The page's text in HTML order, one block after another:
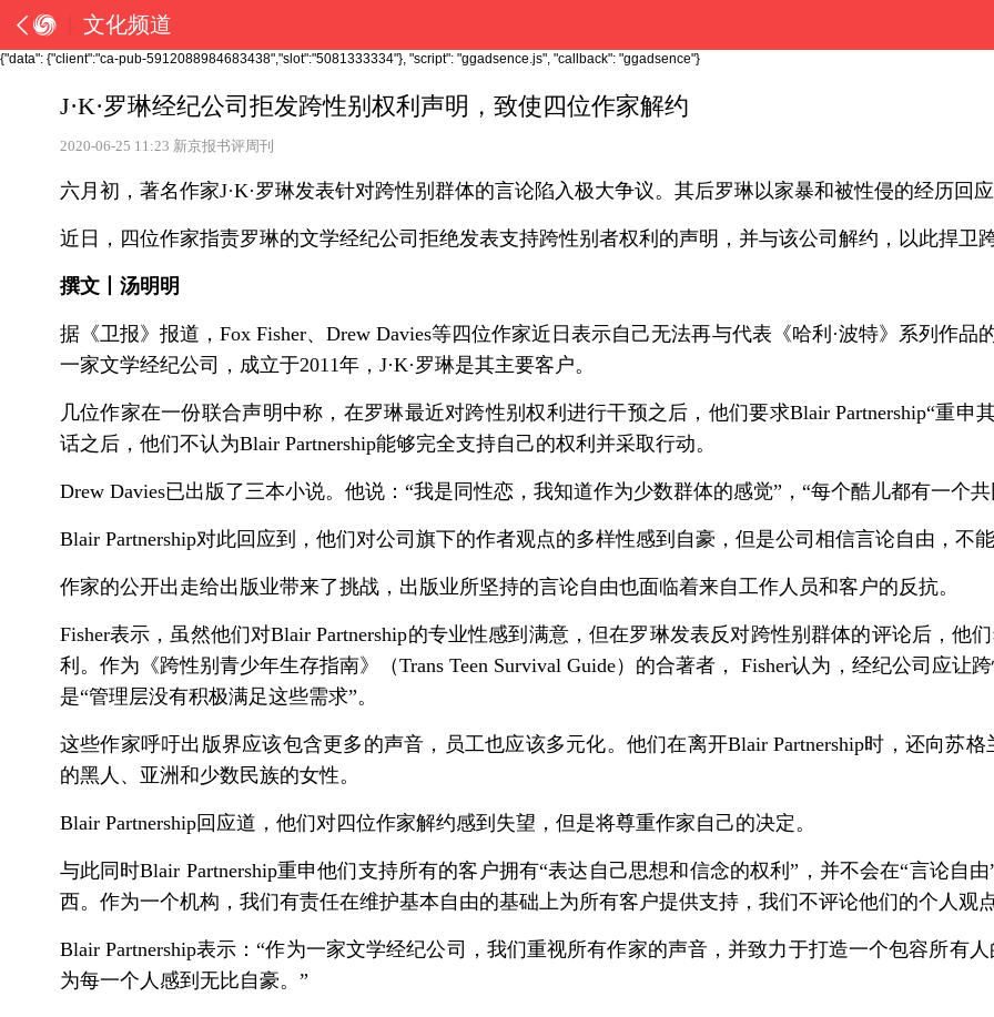
文化频道
{"data": {"client":"ca-pub-5912088984683438","slot":"5081333334"}, "script": "ggadsence.js", "callback": "ggadsence"}
J·K·罗琳经纪公司拒发跨性别权利声明，致使四位作家解约
2020-06-25 11:23 新京报书评周刊
六月初，著名作家J·K·罗琳发表针对跨性别群体的言论陷入极大争议。其后罗琳以家暴和被性侵的经历回
近日，四位作家指责罗琳的文学经纪公司拒绝发表支持跨性别者权利的声明，并与该公司解约，以此捍卫
撰文丨汤明明
据《卫报》报道，Fox Fisher、Drew Davies等四位作家近日表示自己无法再与代表《哈利·波特》系列作品
一家文学经纪公司，成立于2011年，J·K·罗琳是其主要客户。
几位作家在一份联合声明中称，在罗琳最近对跨性别权利进行干预之后，他们要求Blair Partnership“重
话之后，他们不认为Blair Partnership能够完全支持自己的权利并采取行动。
Drew Davies已出版了三本小说。他说：“我是同性恋，我知道作为少数群体的感觉”，“每个酷儿都有一个
Blair Partnership对此回应到，他们对公司旗下的作者观点的多样性感到自豪，但是公司相信言论自由，不
作家的公开出走给出版业带来了挑战，出版业所坚持的言论自由也面临着来自工作人员和客户的反抗。
Fisher表示，虽然他们对Blair Partnership的专业性感到满意，但在罗琳发表反对跨性别群体的评论后，他
利。作为《跨性别青少年生存指南》（Trans Teen Survival Guide）的合著者， Fisher认为，经纪公司应
是“管理层没有积极满足这些需求”。
这些作家呼吁出版界应该包含更多的声音，员工也应该多元化。他们在离开Blair Partnership时，还向苏
的黑人、亚洲和少数民族的女性。
Blair Partnership回应道，他们对四位作家解约感到失望，但是将尊重作家自己的决定。
与此同时Blair Partnership重申他们支持所有的客户拥有“表达自己思想和信念的权利”，并不会在“言论自
西。作为一个机构，我们有责任在维护基本自由的基础上为所有客户提供支持，我们不评论他们的个人观
Blair Partnership表示：“作为一家文学经纪公司，我们重视所有作家的声音，并致力于打造一个包容所有
为每一个人感到无比自豪。”